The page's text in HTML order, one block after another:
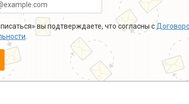
вы подтверждаете, что согласны с